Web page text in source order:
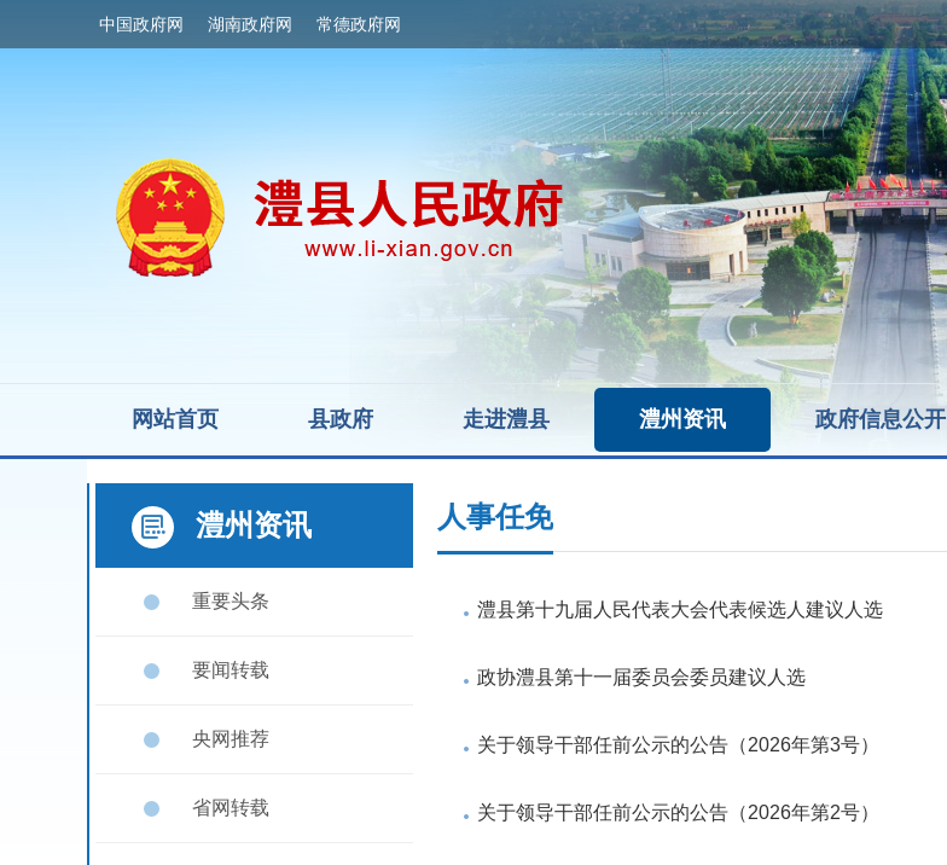
中国政府网 湖南政府网 常德政府网
网站首页 县政府 走进澧县 澧州资讯 政府信息公开
 澧州资讯
重要头条
要闻转载
央网推荐
省网转载
人事任免
澧县第十九届人民代表大会代表候选人建议人选
政协澧县第十一届委员会委员建议人选
关于领导干部任前公示的公告（2026年第3号）
关于领导干部任前公示的公告（2026年第2号）